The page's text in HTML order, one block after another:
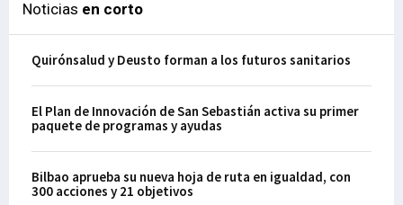
Noticias en corto
Quirónsalud y Deusto forman a los futuros sanitarios
El Plan de Innovación de San Sebastián activa su primer
paquete de programas y ayudas
Bilbao aprueba su nueva hoja de ruta en igualdad, con
300 acciones y 21 objetivos